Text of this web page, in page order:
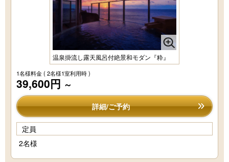
温泉掛流し露天風呂付絶景和モダン『粋』
1名様料金( 2名様1室利用時 )
39,600円 ～
詳細/ご予約
定員
2名様